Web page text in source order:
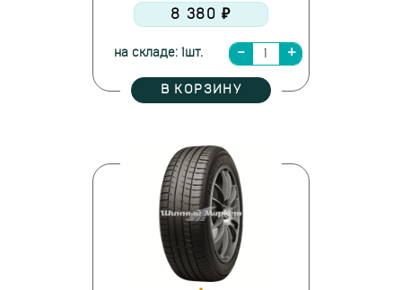
8 380 ₽
на складе: 1шт.
В КОРЗИНУ